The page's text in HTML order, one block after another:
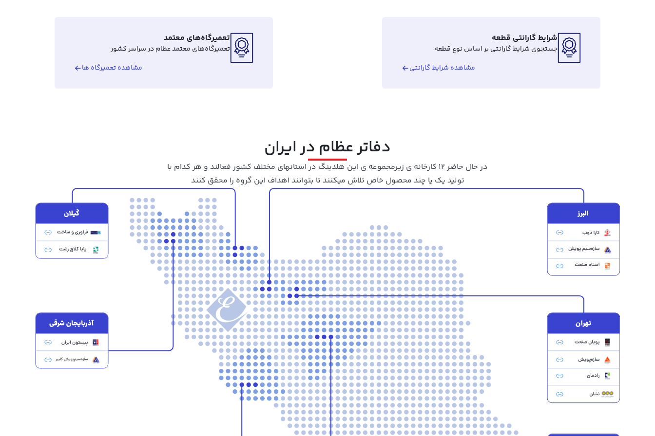
شرایط گارانتی قطعه
جستجوی شرایط گارانتی بر اساس نوع قطعه
مشاهده شرایط گارانتی
تعمیرگاه‌های معتمد
تعمیرگاه‌های معتمد عظام در سراسر کشور
مشاهده تعمیرگاه ها
دفاتر عظام در ایران
در حال حاضر 12 کارخانه ی زیرمجموعه ی این هلدینگ در استانهای مختلف کشور فعالند و هر کدام با
تولید یک یا چند محصول خاص تلاش میکنند تا بتوانند اهداف این گروه را محقق کنند